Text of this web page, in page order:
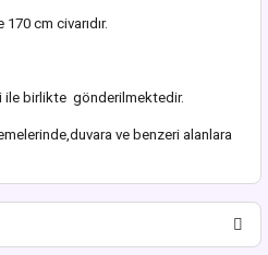
cm civarıdır.
ile birlikte gönderilmektedir.
ve benzeri alanlara